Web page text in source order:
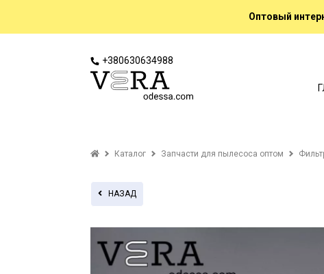
Оптовый
+380630634988
Каталог Запчасти для пылесоса оптом
НАЗАД